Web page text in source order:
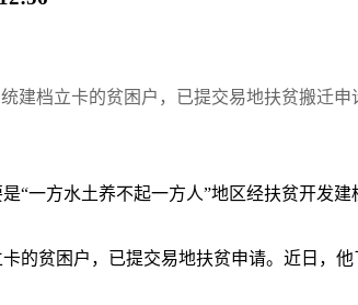
建档立卡的贫困户，已提交易地扶贫搬迁
“一方水土养不起一方人”地区经扶贫开发建
的贫困户，已提交易地扶贫申请。近日，